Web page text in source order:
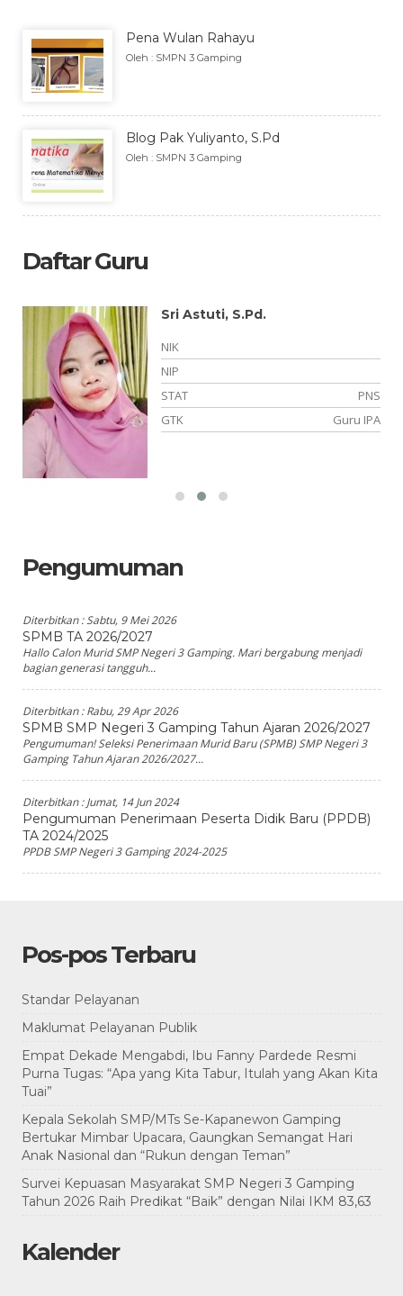
Pena Wulan Rahayu
Oleh : SMPN 3 Gamping
Blog Pak Yuliyanto, S.Pd
Oleh : SMPN 3 Gamping
Daftar Guru
Sri Astuti, S.Pd.
NIK
NIP
STAT
PNS
GTK
Guru IPA
Pengumuman
Diterbitkan :Sabtu, 9 Mei 2026
SPMB TA 2026/2027
Hallo Calon Murid SMP Negeri 3 Gamping. Mari bergabung menjadi
bagian generasi tangguh...
Diterbitkan :Rabu, 29 Apr 2026
SPMB SMP Negeri 3 Gamping Tahun Ajaran 2026/2027
Pengumuman! Seleksi Penerimaan Murid Baru (SPMB) SMP Negeri 3
Gamping Tahun Ajaran 2026/2027...
Diterbitkan :Jumat, 14 Jun 2024
Pengumuman Penerimaan Peserta Didik Baru (PPDB)
TA 2024/2025
PPDB SMP Negeri 3 Gamping 2024-2025
Pos-pos Terbaru
Standar Pelayanan
Maklumat Pelayanan Publik
Empat Dekade Mengabdi, Ibu Fanny Pardede Resmi
Purna Tugas: “Apa yang Kita Tabur, Itulah yang Akan Kita
Tuai”
Kepala Sekolah SMP/MTs Se-Kapanewon Gamping
Bertukar Mimbar Upacara, Gaungkan Semangat Hari
Anak Nasional dan “Rukun dengan Teman”
Survei Kepuasan Masyarakat SMP Negeri 3 Gamping
Tahun 2026 Raih Predikat “Baik” dengan Nilai IKM 83,63
Kalender